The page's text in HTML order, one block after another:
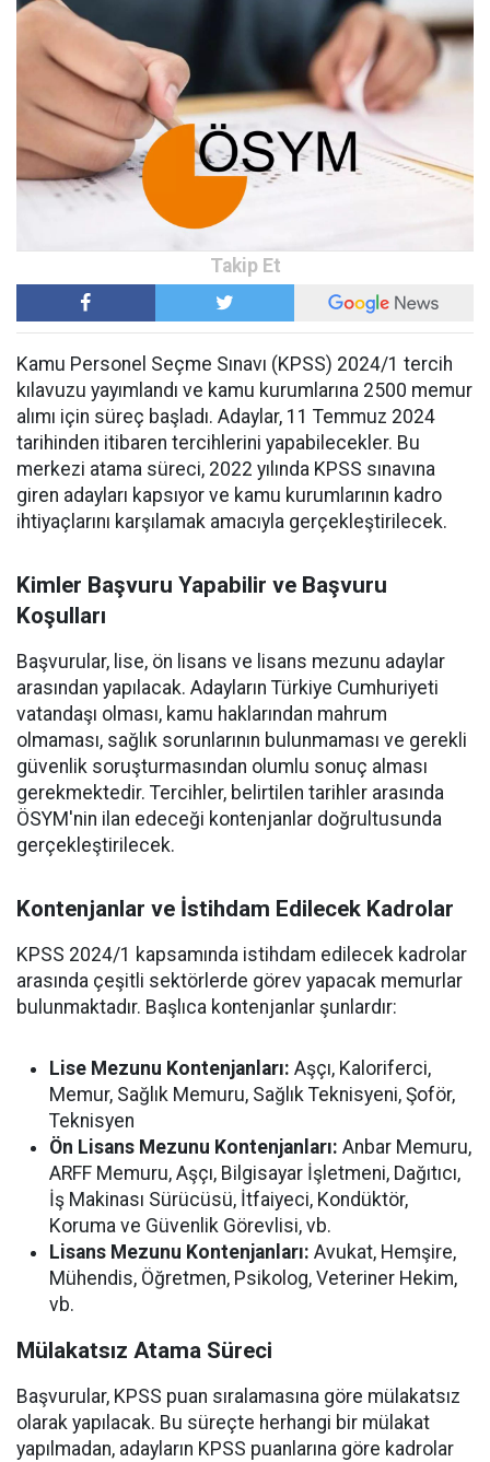
Kamu Personel Seçme Sınavı (KPSS) 2024/1 tercih
kılavuzu yayımlandı ve kamu kurumlarına 2500 memur
alımı için süreç başladı. Adaylar, 11 Temmuz 2024
tarihinden itibaren tercihlerini yapabilecekler. Bu
merkezi atama süreci, 2022 yılında KPSS sınavına
giren adayları kapsıyor ve kamu kurumlarının kadro
ihtiyaçlarını karşılamak amacıyla gerçekleştirilecek.
Kimler Başvuru Yapabilir ve Başvuru
Koşulları
Başvurular, lise, ön lisans ve lisans mezunu adaylar
arasından yapılacak. Adayların Türkiye Cumhuriyeti
vatandaşı olması, kamu haklarından mahrum
olmaması, sağlık sorunlarının bulunmaması ve gerekli
güvenlik soruşturmasından olumlu sonuç alması
gerekmektedir. Tercihler, belirtilen tarihler arasında
ÖSYM'nin ilan edeceği kontenjanlar doğrultusunda
gerçekleştirilecek.
Kontenjanlar ve İstihdam Edilecek Kadrolar
KPSS 2024/1 kapsamında istihdam edilecek kadrolar
arasında çeşitli sektörlerde görev yapacak memurlar
bulunmaktadır. Başlıca kontenjanlar şunlardır:
Lise Mezunu Kontenjanları: Aşçı, Kaloriferci,
Memur, Sağlık Memuru, Sağlık Teknisyeni, Şoför,
Teknisyen
Ön Lisans Mezunu Kontenjanları: Anbar Memuru,
ARFF Memuru, Aşçı, Bilgisayar İşletmeni, Dağıtıcı,
İş Makinası Sürücüsü, İtfaiyeci, Kondüktör,
Koruma ve Güvenlik Görevlisi, vb.
Lisans Mezunu Kontenjanları: Avukat, Hemşire,
Mühendis, Öğretmen, Psikolog, Veteriner Hekim,
vb.
Mülakatsız Atama Süreci
Başvurular, KPSS puan sıralamasına göre mülakatsız
olarak yapılacak. Bu süreçte herhangi bir mülakat
yapılmadan, adayların KPSS puanlarına göre kadrolar